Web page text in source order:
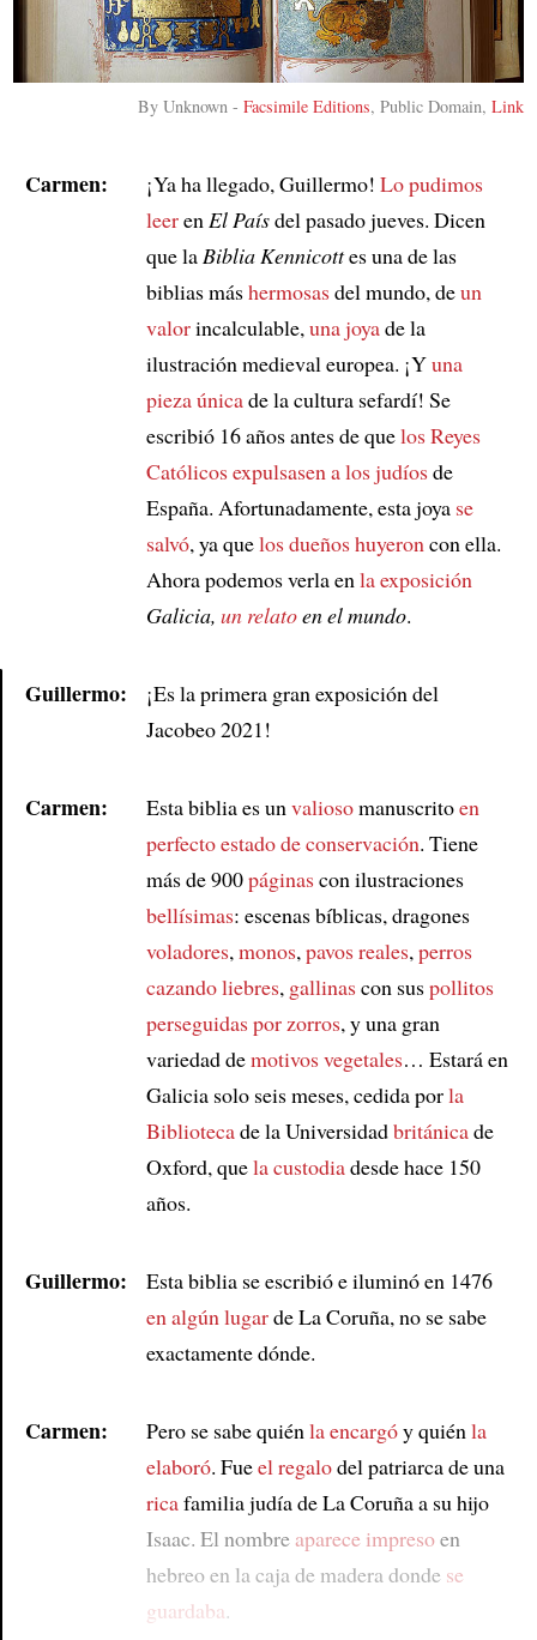
ByUnknown -Facsimile Editions, Public Domain,Link
Carmen: ¡Ya ha llegado, Guillermo! Lo pudimos
leeren El Paísdel pasado jueves. Dicen
que la Biblia Kennicottes una de las
biblias máshermosasdel mundo, deun
valorincalculable, una joyade la
ilustración medieval europea. ¡Yuna
pieza únicade la cultura sefardí! Se
escribió 16 años antes de quelos Reyes
Católicosexpulsasen alos judíosde
España. Afortunadamente, esta joya se
salvó, ya quelos dueños huyeron con ella.
Ahora podemos verla en la exposición
Galicia, un relatoen el mundo.
Guillermo:
¡Es la primera gran exposición del
Jacobeo 2021!
Carmen: Esta biblia es un valiosomanuscritoen
perfecto estado de conservación. Tiene
más de 900páginascon ilustraciones
bellísimas: escenas bíblicas, dragones
voladores, monos, pavos reales, perros
cazando liebres, gallinascon suspollitos
perseguidas por zorros, y una gran
variedad demotivos vegetales… Estará en
Galicia solo seis meses, cedida porla
Bibliotecade la Universidadbritánicade
Oxford, quela custodiadesde hace 150
años.
Guillermo:
Esta biblia se escribió e iluminó en 1476
en algún lugarde La Coruña, no se sabe
exactamente dónde.
Carmen: Pero se sabe quién la encargóy quién la
elaboró. Fueel regalodel patriarca de una
ricafamilia judía de La Coruña a su hijo
Isaac. El nombreaparece impresoen
hebreo en la caja de madera donde se
guardaba.